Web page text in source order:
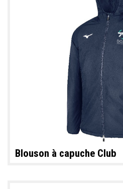
Blouson à capuche Club